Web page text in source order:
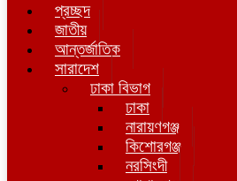
প্রচ্ছদ
জাতীয়
আন্তর্জাতিক
সারাদেশ
ঢাকা বিভাগ
ঢাকা
নারায়ণগঞ্জ
কিশোরগঞ্জ
নরসিংদী